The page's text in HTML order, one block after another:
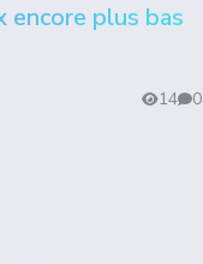
encore plus bas
14 0